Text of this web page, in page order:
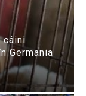
câini
Germania